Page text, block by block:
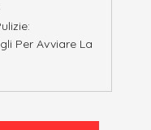
Per Avviare La